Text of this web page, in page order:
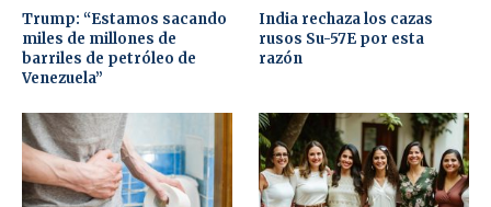
Trump: “Estamos sacando
miles de millones de
barriles de petróleo de
Venezuela”
India rechaza los cazas
rusos Su-57E por esta
razón